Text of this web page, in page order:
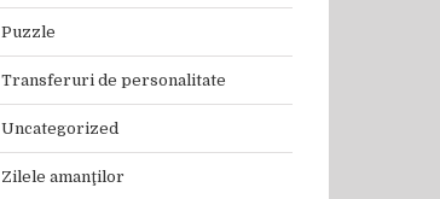
Puzzle
Transferuri de personalitate
Uncategorized
Zilele amanţilor